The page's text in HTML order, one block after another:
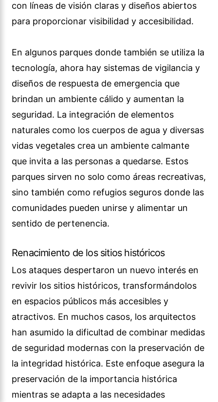
con líneas de visión claras y diseños abiertos
para proporcionar visibilidad y accesibilidad.
En algunos parques donde también se utiliza la
tecnología, ahora hay sistemas de vigilancia y
diseños de respuesta de emergencia que
brindan un ambiente cálido y aumentan la
seguridad. La integración de elementos
naturales como los cuerpos de agua y diversas
vidas vegetales crea un ambiente calmante
que invita a las personas a quedarse. Estos
parques sirven no solo como áreas recreativas,
sino también como refugios seguros donde las
comunidades pueden unirse y alimentar un
sentido de pertenencia.
Renacimiento de los sitios históricos
Los ataques despertaron un nuevo interés en
revivir los sitios históricos, transformándolos
en espacios públicos más accesibles y
atractivos. En muchos casos, los arquitectos
han asumido la dificultad de combinar medidas
de seguridad modernas con la preservación de
la integridad histórica. Este enfoque asegura la
preservación de la importancia histórica
mientras se adapta a las necesidades